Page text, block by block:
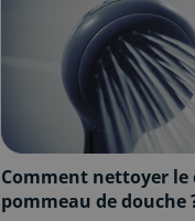
Comment nettoyer le
pommeau de douche